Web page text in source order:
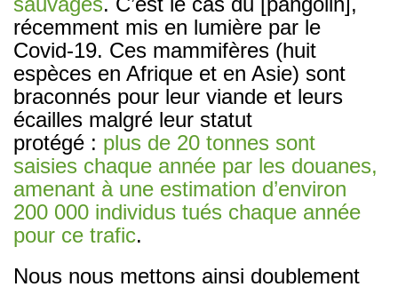
récemment mis en lumière par le
Covid-19. Ces mammifères (huit
espèces en Afrique et en Asie) sont
braconnés pour leur viande et leurs
écailles malgré leur statut
protégé : plus de 20 tonnes sont
saisies chaque année par les douanes,
amenant à une estimation d’environ
200 000 individus tués chaque année
pour ce trafic.
Nous nous mettons ainsi doublement